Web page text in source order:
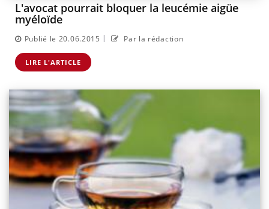
L'avocat pourrait bloquer la leucémie aigüe
myéloïde
Publié le 20.06.2015 | Par la rédaction
LIRE L'ARTICLE